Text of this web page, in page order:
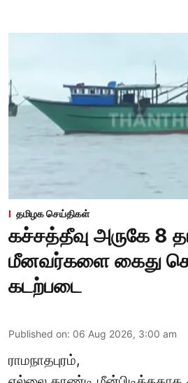
தமிழக செய்திகள்
கச்சத்தீவு அருகே 8
மீனவர்களை கைது
கடற்படை
Published on: 06 Aug 2026, 3:00 am
ராமநாதபுரம்,